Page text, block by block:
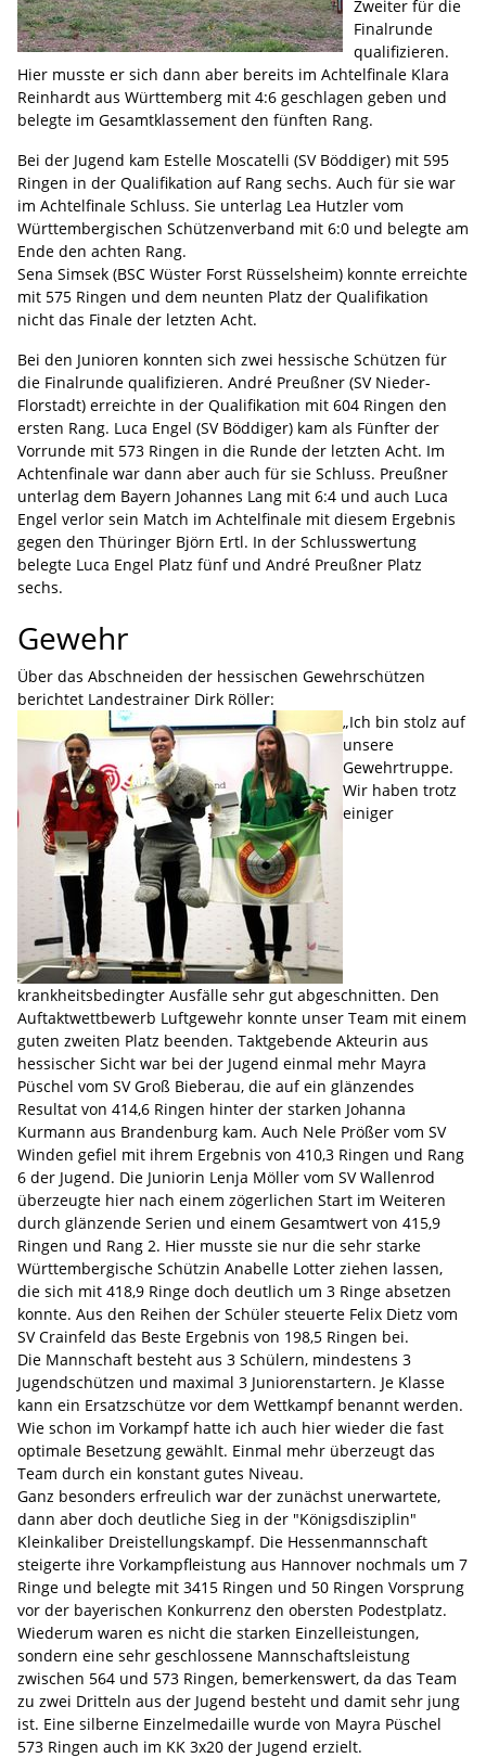
Zweiter für die
Finalrunde
qualifizieren.
Hier musste er sich dann aber bereits im Achtelfinale Klara
Reinhardt aus Württemberg mit 4:6 geschlagen geben und
belegte im Gesamtklassement den fünften Rang.
Bei der Jugend kam Estelle Moscatelli (SV Böddiger) mit 595
Ringen in der Qualifikation auf Rang sechs. Auch für sie war
im Achtelfinale Schluss. Sie unterlag Lea Hutzler vom
Württembergischen Schützenverband mit 6:0 und belegte am
Ende den achten Rang.
Sena Simsek (BSC Wüster Forst Rüsselsheim) konnte erreichte
mit 575 Ringen und dem neunten Platz der Qualifikation
nicht das Finale der letzten Acht.
Bei den Junioren konnten sich zwei hessische Schützen für
die Finalrunde qualifizieren. André Preußner (SV Nieder-
Florstadt) erreichte in der Qualifikation mit 604 Ringen den
ersten Rang. Luca Engel (SV Böddiger) kam als Fünfter der
Vorrunde mit 573 Ringen in die Runde der letzten Acht. Im
Achtenfinale war dann aber auch für sie Schluss. Preußner
unterlag dem Bayern Johannes Lang mit 6:4 und auch Luca
Engel verlor sein Match im Achtelfinale mit diesem Ergebnis
gegen den Thüringer Björn Ertl. In der Schlusswertung
belegte Luca Engel Platz fünf und André Preußner Platz
sechs.
Gewehr
Über das Abschneiden der hessischen Gewehrschützen
berichtet Landestrainer Dirk Röller:
„Ich bin stolz auf
unsere
Gewehrtruppe.
Wir haben trotz
einiger
krankheitsbedingter Ausfälle sehr gut abgeschnitten. Den
Auftaktwettbewerb Luftgewehr konnte unser Team mit einem
guten zweiten Platz beenden. Taktgebende Akteurin aus
hessischer Sicht war bei der Jugend einmal mehr Mayra
Püschel vom SV Groß Bieberau, die auf ein glänzendes
Resultat von 414,6 Ringen hinter der starken Johanna
Kurmann aus Brandenburg kam. Auch Nele Prößer vom SV
Winden gefiel mit ihrem Ergebnis von 410,3 Ringen und Rang
6 der Jugend. Die Juniorin Lenja Möller vom SV Wallenrod
überzeugte hier nach einem zögerlichen Start im Weiteren
durch glänzende Serien und einem Gesamtwert von 415,9
Ringen und Rang 2. Hier musste sie nur die sehr starke
Württembergische Schützin Anabelle Lotter ziehen lassen,
die sich mit 418,9 Ringe doch deutlich um 3 Ringe absetzen
konnte. Aus den Reihen der Schüler steuerte Felix Dietz vom
SV Crainfeld das Beste Ergebnis von 198,5 Ringen bei.
Die Mannschaft besteht aus 3 Schülern, mindestens 3
Jugendschützen und maximal 3 Juniorenstartern. Je Klasse
kann ein Ersatzschütze vor dem Wettkampf benannt werden.
Wie schon im Vorkampf hatte ich auch hier wieder die fast
optimale Besetzung gewählt. Einmal mehr überzeugt das
Team durch ein konstant gutes Niveau.
Ganz besonders erfreulich war der zunächst unerwartete,
dann aber doch deutliche Sieg in der "Königsdisziplin"
Kleinkaliber Dreistellungskampf. Die Hessenmannschaft
steigerte ihre Vorkampfleistung aus Hannover nochmals um 7
Ringe und belegte mit 3415 Ringen und 50 Ringen Vorsprung
vor der bayerischen Konkurrenz den obersten Podestplatz.
Wiederum waren es nicht die starken Einzelleistungen,
sondern eine sehr geschlossene Mannschaftsleistung
zwischen 564 und 573 Ringen, bemerkenswert, da das Team
zu zwei Dritteln aus der Jugend besteht und damit sehr jung
ist. Eine silberne Einzelmedaille wurde von Mayra Püschel
573 Ringen auch im KK 3x20 der Jugend erzielt.